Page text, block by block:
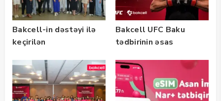
Bakcell-in dəstəyi ilə
keçirilən
Bootcamp” başladı
Bakcell UFC Baku
tədbirinin əsas